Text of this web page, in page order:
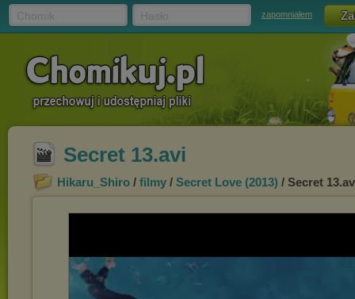
zapomniałem
Secret 13.avi
Hikaru_Shiro / filmy / Secret Love (2013) / Secret